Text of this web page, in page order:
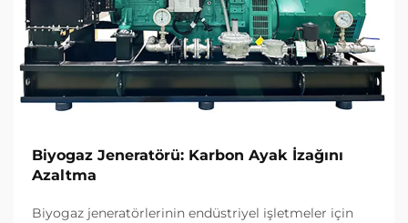
Biyogaz Jeneratörü: Karbon Ayak İzağını
Azaltma
Biyogaz jeneratörlerinin endüstriyel işletmeler için